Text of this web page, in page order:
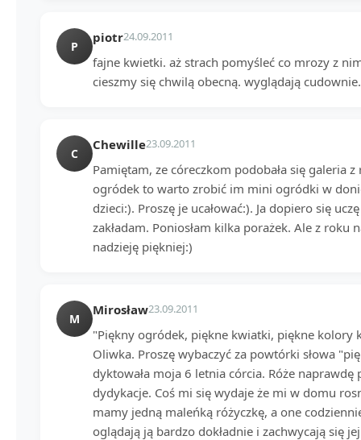
P
piotr24.09.2011
fajne kwietki. aż strach pomyśleć co mrozy z
cieszmy się chwilą obecną. wyglądają cudownie.
C
Chewille23.09.2011
Pamiętam, ze córeczkom podobała się galeria
ogródek to warto zrobić im mini ogródki w
dzieci:). Proszę je ucałować:). Ja dopiero się
zakładam. Poniosłam kilka porażek. Ale z roku
nadzieję piękniej:)
M
Mirosław23.09.2011
"Piękny ogródek, piękne kwiatki, piękne kolory
Oliwka. Proszę wybaczyć za powtórki słowa
dyktowała moja 6 letnia córcia. Róże naprawdę
dydykacje. Coś mi się wydaje że mi w domu
mamy jedną maleńką różyczkę, a one
oglądają ją bardzo dokładnie i zachwycają się